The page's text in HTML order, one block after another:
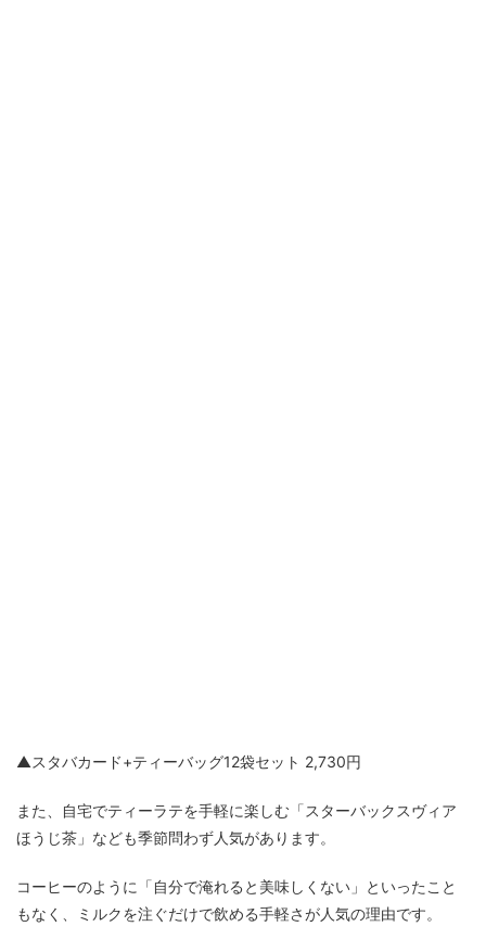
▲スタバカード+ティーバッグ12袋セット 2,730円
また、自宅でティーラテを手軽に楽しむ「スターバックスヴィア
ほうじ茶」なども季節問わず人気があります。
コーヒーのように「自分で淹れると美味しくない」といったこと
もなく、ミルクを注ぐだけで飲める手軽さが人気の理由です。